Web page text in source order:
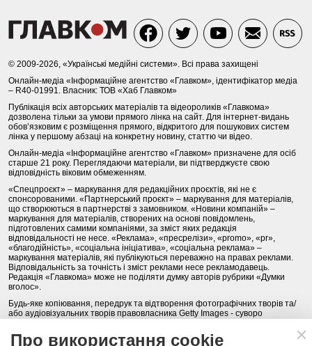
© 2009-2026, «Українські медійні системи». Всі права захищені
Онлайн-медіа «Інформаційне агентство «Главком», ідентифікатор медіа
– R40-01991. Власник: ТОВ «Хаб Главком»
Публікація всіх авторських матеріалів та відеороликів «Главкома»
дозволена тільки за умови прямого лінка на сайт. Для інтернет-видань
обов’язковим є розміщення прямого, відкритого для пошукових систем
лінка у першому абзаці на конкретну новину, статтю чи відео.
Онлайн-медіа «Інформаційне агентство «Главком» призначене для осіб
старше 21 року. Переглядаючи матеріали, ви підтверджуєте свою
відповідність віковим обмеженням.
«Спецпроєкт» – маркування для редакційних проєктів, які не є
спонсорованими. «Партнерський проєкт» – маркування для матеріалів,
що створюються в партнерстві з замовником. «Новини компаній» –
маркування для матеріалів, створених на основі повідомлень,
підготовлених самими компаніями, за зміст яких редакція
відповідальності не несе. «Реклама», «пресрелізи», «promo», «pr»,
«благодійність», «соціальна ініціатива», «соціальна реклама» –
маркування матеріалів, які публікуються переважно на правах реклами.
Відповідальність за точність і зміст реклами несе рекламодавець.
Редакція «Главкома» може не поділяти думку авторів рубрики «Думки
вголос».
Будь-яке копіювання, передрук та відтворення фотографічних творів та/
або аудіовізуальних творів правовласника Getty Images - суворо
Політика конфіденційності (Privacy Policy). Правила сайту
Про використання cookie